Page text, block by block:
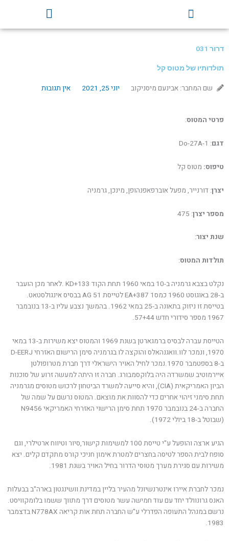
F
a
c
o
k
u
דרור 031
תולדותיו של מטוס קל
שם המחבר: אבינעם מיסניקוב יוני 25, 2021 אין תגובות
פרטי המטוס:
דגם: Do-27A-1
טיפוס: מטוס קל
יצרן: דורנייר, מפעל אוברפאפנהופן, מינכן, גרמניה
מספר יצרן: 475
שנת יצור:
תולדות המטוס:
נקלט בצבא גרמניה ב-10 במאי 1960 תחת הקוד KD+133 .לאחר מכן הועבר
ב-28 באוגוסט 1960 כמס1 EA+387 לטייסת AG 51 בבסיס אינגולסטאט.
בטייסת זו ניזוק בתאונה ב-25 במאי 1962. בהמשך נצבע עליו ב-13 בנובמבר
1967 מספר סידורי חדש 57+44.
הטייסת עברה לבסיס ברמגארטן בשנת 1969 והמטוס יצא משירות ב-13 במאי
1970, ונמכר לוו.וואגנהאלס והוקצה לו בגרמניה סימן הרישום האזרחי D-EERJ
ב-8 בספטמבר 1970.נמכר לחיל האויר הישראלי דרך חברת מטרופולטן
איירמוטיב שמשרדה היה בלוקסמבורג. חברה זו היתה למעשה זרוע של סוכנות
הביון האמריקאית (CIA), והיא סייעה למשרד הביטחון לרכוש מטוסים מגרמניה
תחת סימני זיהוי אחרים כדי להסוות את מוצאם. המטוס נרשם על שמה של
החברה ב-24 בנובמבר 1970 תחת סימן הרישוי האזרחי האמריקאי N9456
(שבוטל ב-18 ביולי 1972).
הגיע ארצה והופעל ע"י טייסת 100 למשימות קישור,סיור וטיווח ארטילרי, וגם
סופח לבית הספר לטיסה בחצרים למטרת אימון חניכי קורס מתקדם קלים. יצא
משירות עם סגירת מערך מטוסי הדרור בחיל האויר בשנת 1981.
נמכר לחברת איירו אינטרנשיונל מהעיר בליין במדינת וושינגטון בארה"ב בבעלות
האנס גרונוולד יחד עם עוד חמישה עשר מטוסים דרך מתווך ששמו בלומקוויסט.
נרשם במנהל התעופה הפדרלי ע"ש החברה תחת אות קריאה N778AX בדצמבר
1983.